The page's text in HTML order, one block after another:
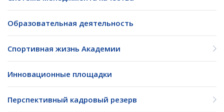
Образовательная деятельность
Спортивная жизнь Академии
Инновационные площадки
Перспективный кадровый резерв